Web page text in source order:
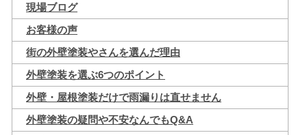
現場ブログ
お客様の声
街の外壁塗装やさんを選んだ理由
外壁塗装を選ぶ6つのポイント
外壁・屋根塗装だけで雨漏りは直せません
外壁塗装の疑問や不安なんでもQ&A